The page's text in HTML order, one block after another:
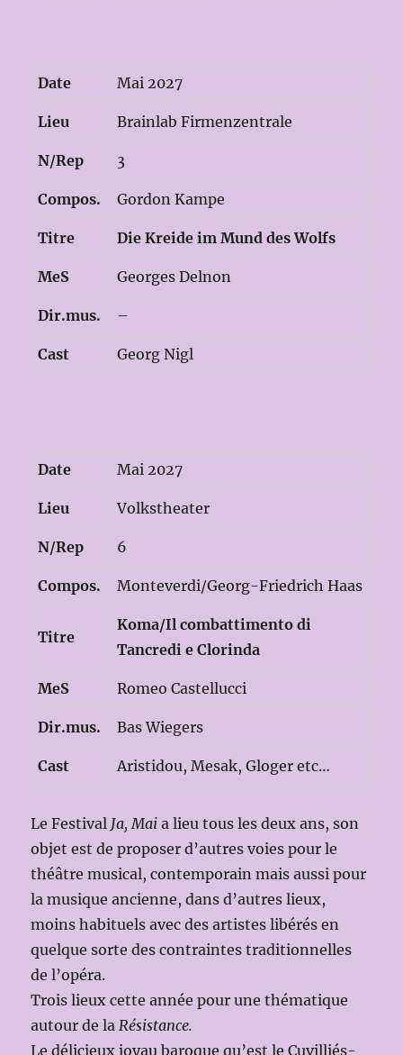
Date Mai 2027
Lieu Brainlab Firmenzentrale
N/Rep 3
Compos. Gordon Kampe
Titre Die Kreide im Mund des Wolfs
MeS Georges Delnon
Dir.mus. –
Cast Georg Nigl
Date Mai 2027
Lieu Volkstheater
N/Rep 6
Compos. Monteverdi/Georg-Friedrich Haas
Titre
Koma/Il combattimento di
Tancredi e Clorinda
MeS Romeo Castellucci
Dir.mus. Bas Wiegers
Cast Aristidou, Mesak, Gloger etc…
Le Festival Ja, Mai a lieu tous les deux ans, son
objet est de proposer d’autres voies pour le
théâtre musical, contemporain mais aussi pour
la musique ancienne, dans d’autres lieux,
moins habituels avec des artistes libérés en
quelque sorte des contraintes traditionnelles
de l’opéra.
Trois lieux cette année pour une thématique
autour de la Résistance.
Le délicieux joyau baroque qu’est le Cuvilliés-